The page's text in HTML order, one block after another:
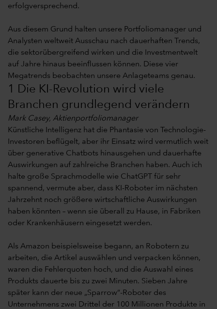
erfolgversprechend.
Aus diesem Grund halten unsere Portfoliomanager und
Analysten weltweit Ausschau nach dauerhaften Trends,
die sektorübergreifend wirken und die Investmentwelt
auf Jahre hinaus beeinflussen können. Diese vier
Megatrends beobachten unsere Anlageteams genau.
1 Die KI-Revolution wird viele
Branchen grundlegend verändern
Mark Casey, Aktienportfoliomanager
Künstliche Intelligenz hat die Phantasie von Technologie-
Investoren beflügelt, aber ihr Einsatz wird vermutlich weit
über generative Chatbots hinausgehen und dauerhafte
Auswirkungen auf zahlreiche Branchen haben. Auch ich
halte große Sprachmodelle wie ChatGPT für sehr
spannend, vermute aber, dass KI-Roboter im nächsten
Jahrzehnt noch größere wirtschaftliche Auswirkungen
haben könnten – wenn sie überall zu Hause, in Fabriken
oder Krankenhäusern eingesetzt werden.
Als Amazon beispielsweise begann, an Robotern zu
arbeiten, die Artikel auswählen und verpacken können,
waren die Fehlerquoten hoch, und die Auswahl eines
Produkts dauerte bis zu zwei Minuten. Sieben Jahre
später kann der neue „Sparrow“-Roboter des
Unternehmens zwei Drittel der 100 Millionen Produkte in